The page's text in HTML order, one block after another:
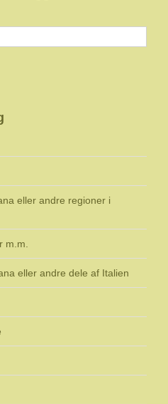
eller andre regioner i
m.m.
eller andre dele af Italien